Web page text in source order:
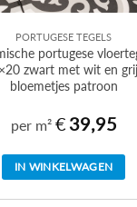
PORTUGESE TEGELS
portugese
zwart met wit en
bloemetjes patroon
per m² € 39,95
IN WINKELWAGEN